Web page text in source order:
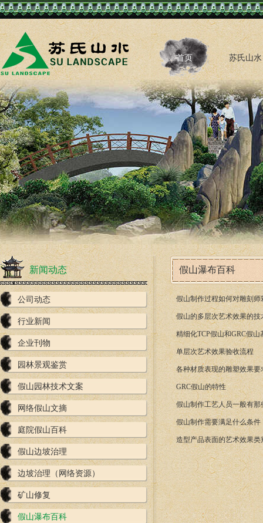
首页 苏氏山水
新闻动态
公司动态
行业新闻
企业刊物
园林景观鉴赏
假山园林技术文案
网络假山文摘
庭院假山百科
假山边坡治理
边坡治理（网络资源）
矿山修复
假山瀑布百科
假山瀑布百科
假山制作过程如何对雕刻师
假山的多层次艺术效果的技
精细化TCP假山和GRC假
单层次艺术效果验收流程
各种材质表现的雕塑效果要
GRC假山的特性
假山制作工艺人员一般有那
假山制作需要满足什么条件
造型产品表面的艺术效果类